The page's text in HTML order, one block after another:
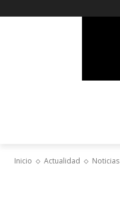
Inicio Actualidad Noticias